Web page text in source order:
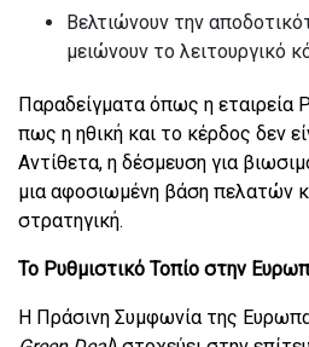
Βελτιώνουν την
μειώνουν το λειτουργικό
Παραδείγματα όπως η εταιρεία
πως η ηθική και το κέρδος δεν
Αντίθετα, η δέσμευση για
μια αφοσιωμένη βάση πελατών
στρατηγική.
Το Ρυθμιστικό Τοπίο στην
Η Πράσινη Συμφωνία της